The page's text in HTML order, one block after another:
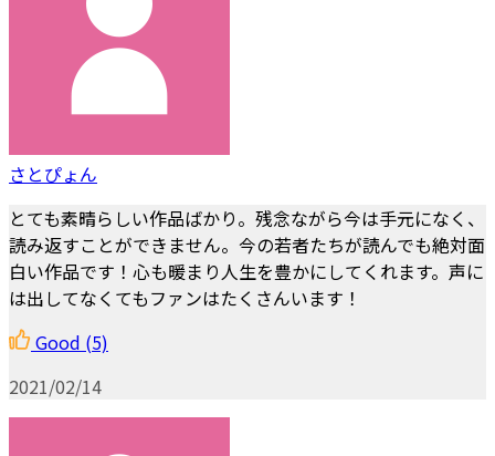
さとぴょん
とても素晴らしい作品ばかり。残念ながら今は手元になく、
読み返すことができません。今の若者たちが読んでも絶対面
白い作品です！心も暖まり人生を豊かにしてくれます。声に
は出してなくてもファンはたくさんいます！
Good (5)
2021/02/14